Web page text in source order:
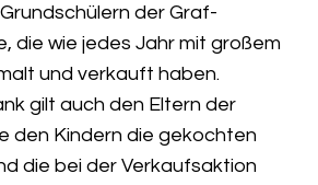
der Graf-
die wie jedes Jahr mit großem
und verkauft haben.
gilt auch den Eltern der
den Kindern die gekochten
die bei der Verkaufsaktion